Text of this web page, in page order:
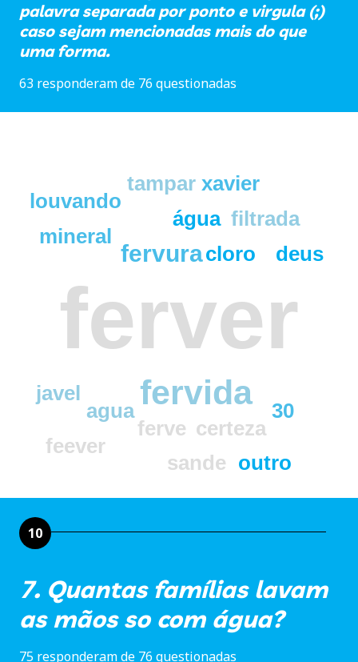
palavra separada por ponto e virgula (;)
caso sejam mencionadas mais do que
uma forma.
63 responderam de 76 questionadas
ferver
fervida
fervuracloro
certeza
agua
mineral
água
ferve
filtrada
30
deus
feever
javel
louvando
outro
sande
tampar xavier
10
7. Quantas famílias lavam
as mãos so com água?
75 responderam de 76 questionadas